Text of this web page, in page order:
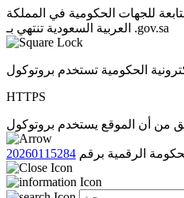
للجهات الحكومية في المملكة
العربية السعودية تنتهي بـ .gov.sa
الحكومية تستخدم بروتوكول
HTTPS
الرقمية برقم